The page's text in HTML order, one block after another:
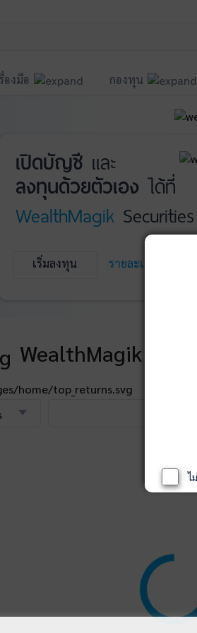
องมือ กองทุน
เปิดบัญชี และ
ลงทุนด้วยตัวเองได้ที่
WealthMagikSecurities
เริ่มลงทุน รายละเอียดเพิ่มเติม
WealthMagik
ไ